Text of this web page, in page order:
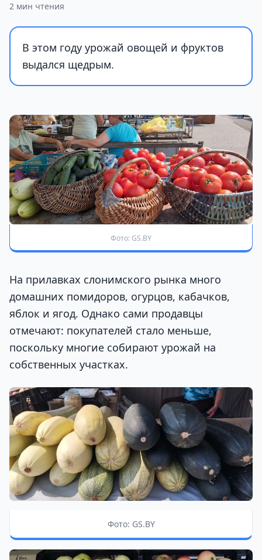
2 мин чтения
В этом году урожай овощей и фруктов
выдался щедрым.
Фото: GS.BY
На прилавках слонимского рынка много
домашних помидоров, огурцов, кабачков,
яблок и ягод. Однако сами продавцы
отмечают: покупателей стало меньше,
поскольку многие собирают урожай на
собственных участках.
Фото: GS.BY